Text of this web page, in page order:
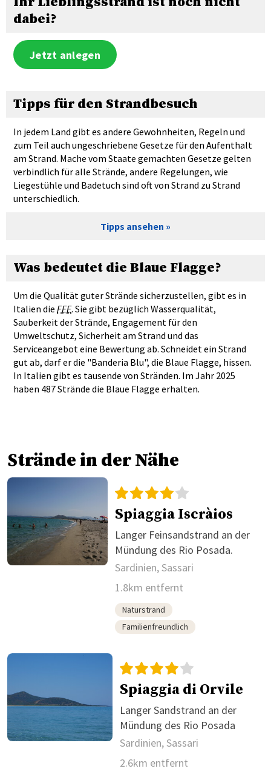
dabei?
Jetzt anlegen
Tipps für den Strandbesuch
In jedem Land gibt es andere Gewohnheiten, Regeln und
zum Teil auch ungeschriebene Gesetze für den Aufenthalt
am Strand. Mache vom Staate gemachten Gesetze gelten
verbindlich für alle Strände, andere Regelungen, wie
Liegestühle und Badetuch sind oft von Strand zu Strand
unterschiedlich.
Tipps ansehen
Was bedeutet die Blaue Flagge?
Um die Qualität guter Strände sicherzustellen, gibt es in
Italien die FEE. Sie gibt bezüglich Wasserqualität,
Sauberkeit der Strände, Engagement für den
Umweltschutz, Sicherheit am Strand und das
Serviceangebot eine Bewertung ab. Schneidet ein Strand
gut ab, darf er die "Banderia Blu", die Blaue Flagge, hissen.
In Italien gibt es tausende von Stränden. Im Jahr 2025
haben 487 Strände die Blaue Flagge erhalten.
Strände in der Nähe
Spiaggia Iscràios
Langer Feinsandstrand an der
Mündung des Rio Posada.
Sardinien, Sassari
1.8km entfernt
Naturstrand
Familienfreundlich
Spiaggia di Orvile
Langer Sandstrand an der
Mündung des Rio Posada
Sardinien, Sassari
2.6km entfernt